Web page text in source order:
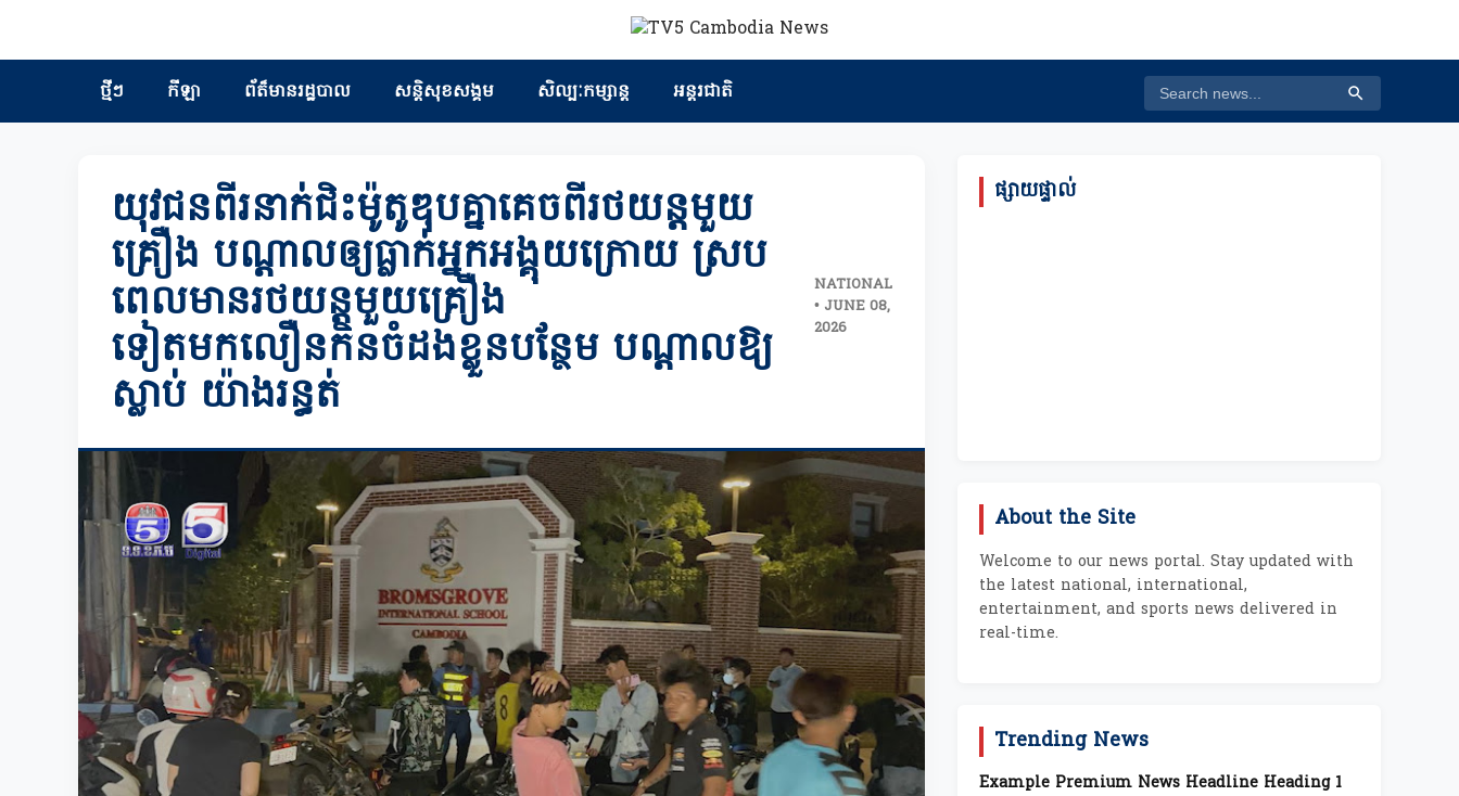
ថ្មីៗ កីឡា ព័ត៏មានរដ្ឋបាល សន្តិសុខសង្គម សិល្បៈកម្សាន្ត អន្តរជាតិ
យុវជនពីរនាក់ជិះម៉ូតូឌុបគ្នាគេចពីរថយន្តមួយ
គ្រឿង បណ្ដាលឲ្យធ្លាក់អ្នកអង្គុយក្រោយ ស្រប
ពេលមានរថយន្តមួយគ្រឿង
ទៀតមកលឿនកិនចំដងខ្លួនបន្ថែម បណ្ដាលឱ្យ
ស្លាប់ យ៉ាងរន្ធត់
NATIONAL
• JUNE 08,
2026
ផ្សាយផ្ទាល់
About the Site
Welcome to our news portal. Stay updated with
the latest national, international,
entertainment, and sports news delivered in
real-time.
Trending News
Example Premium News Headline Heading 1